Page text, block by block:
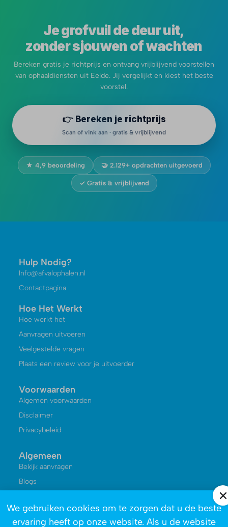
Je grofvuil de deur uit,
zonder sjouwen of wachten
Bereken gratis je richtprijs en ontvang vrijblijvend voorstellen
van ophaaldiensten uit Eelde. Jij vergelijkt en kiest het beste
voorstel.
👉 Bereken je richtprijs
Scan of vink aan · gratis & vrijblijvend
★ 4,9 beoordeling 🤝 2.129+ opdrachten uitgevoerd
✓ Gratis & vrijblijvend
Hulp Nodig?
Info@afvalophalen.nl
Contactpagina
Hoe Het Werkt
Hoe werkt het
Aanvragen uitvoeren
Veelgestelde vragen
Plaats een review voor je uitvoerder
Voorwaarden
Algemen voorwaarden
Disclaimer
Privacybeleid
Algemeen
Bekijk aanvragen
Blogs
Reviews
We gebruiken cookies om te zorgen dat u de beste
ervaring heeft op onze website. Als u de website